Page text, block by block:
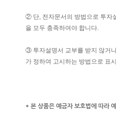
② 단, 전자문서의 방법으로 투자
을 모두 충족하여야 합니다.
③ 투자설명서 교부를 받지 않거
가 정하여 고시하는 방법으로 표
* 본 상품은 예금자 보호법에 따라